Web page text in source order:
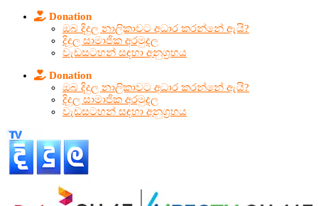
Donation
ඔබ දිදුල නාලිකාවට අධාර කරන්නේ ඇයි?
දිදුල සාමාජික අරමුදල
වැඩසටහන් සඳහා අනුග්‍රහය
Donation
ඔබ දිදුල නාලිකාවට අධාර කරන්නේ ඇයි?
දිදුල සාමාජික අරමුදල
වැඩසටහන් සඳහා අනුග්‍රහය